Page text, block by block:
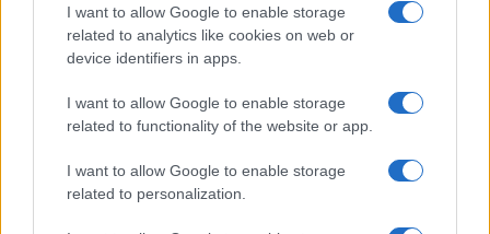
I want to allow Google to enable storage
related to analytics like cookies on web or
device identifiers in apps.
I want to allow Google to enable storage
related to functionality of the website or app.
I want to allow Google to enable storage
related to personalization.
Las 100 mujeres que están transformando
la industria automotriz en 2025
Un vistazo a las mujeres que marcan la…